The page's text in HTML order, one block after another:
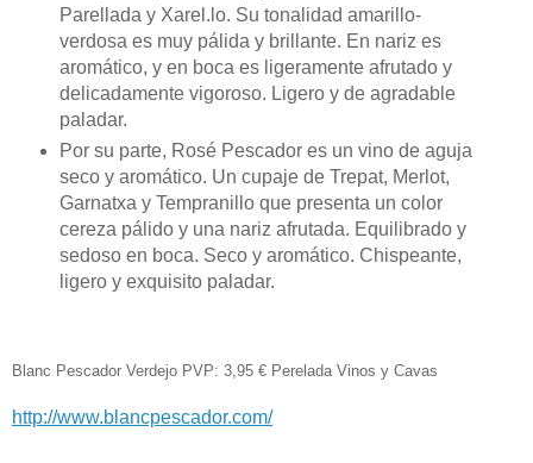
Parellada y Xarel.lo. Su tonalidad amarillo-
verdosa es muy pálida y brillante. En nariz es
aromático, y en boca es ligeramente afrutado y
delicadamente vigoroso. Ligero y de agradable
paladar.
Por su parte, Rosé Pescador es un vino de aguja
seco y aromático. Un cupaje de Trepat, Merlot,
Garnatxa y Tempranillo que presenta un color
cereza pálido y una nariz afrutada. Equilibrado y
sedoso en boca. Seco y aromático. Chispeante,
ligero y exquisito paladar.
Blanc Pescador Verdejo PVP: 3,95 € Perelada Vinos y Cavas
http://www.blancpescador.com/